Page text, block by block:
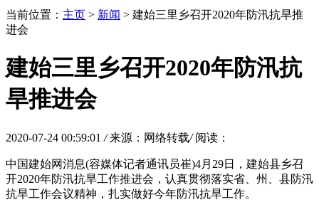
当前位置： 主页 > 新闻 > 建始三里乡召开2020年防汛抗旱推
进会
建始三里乡召开2020年防汛抗
旱推进会
2020-07-24 00:59:01 / 来源：网络转载/ 阅读：
中国建始网消息(容媒体记者通讯员崔)4月29日，建始县乡召
开2020年防汛抗旱工作推进会，认真贯彻落实省、州、县防汛
抗旱工作会议精神，扎实做好今年防汛抗旱工作。